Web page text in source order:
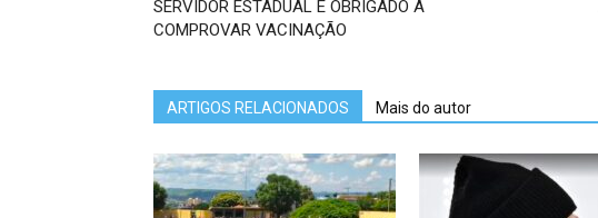
SERVIDOR ESTADUAL É OBRIGADO A
COMPROVAR VACINAÇÃO
ARTIGOS RELACIONADOS Mais do autor